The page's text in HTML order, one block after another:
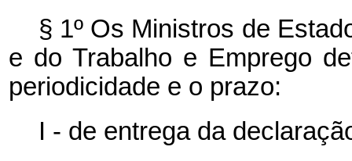
§ 1º Os Ministros de
e do Trabalho e Emprego
periodicidade e o prazo:
I - de entrega da